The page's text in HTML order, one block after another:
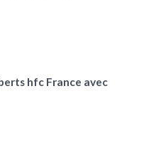
hfc France avec